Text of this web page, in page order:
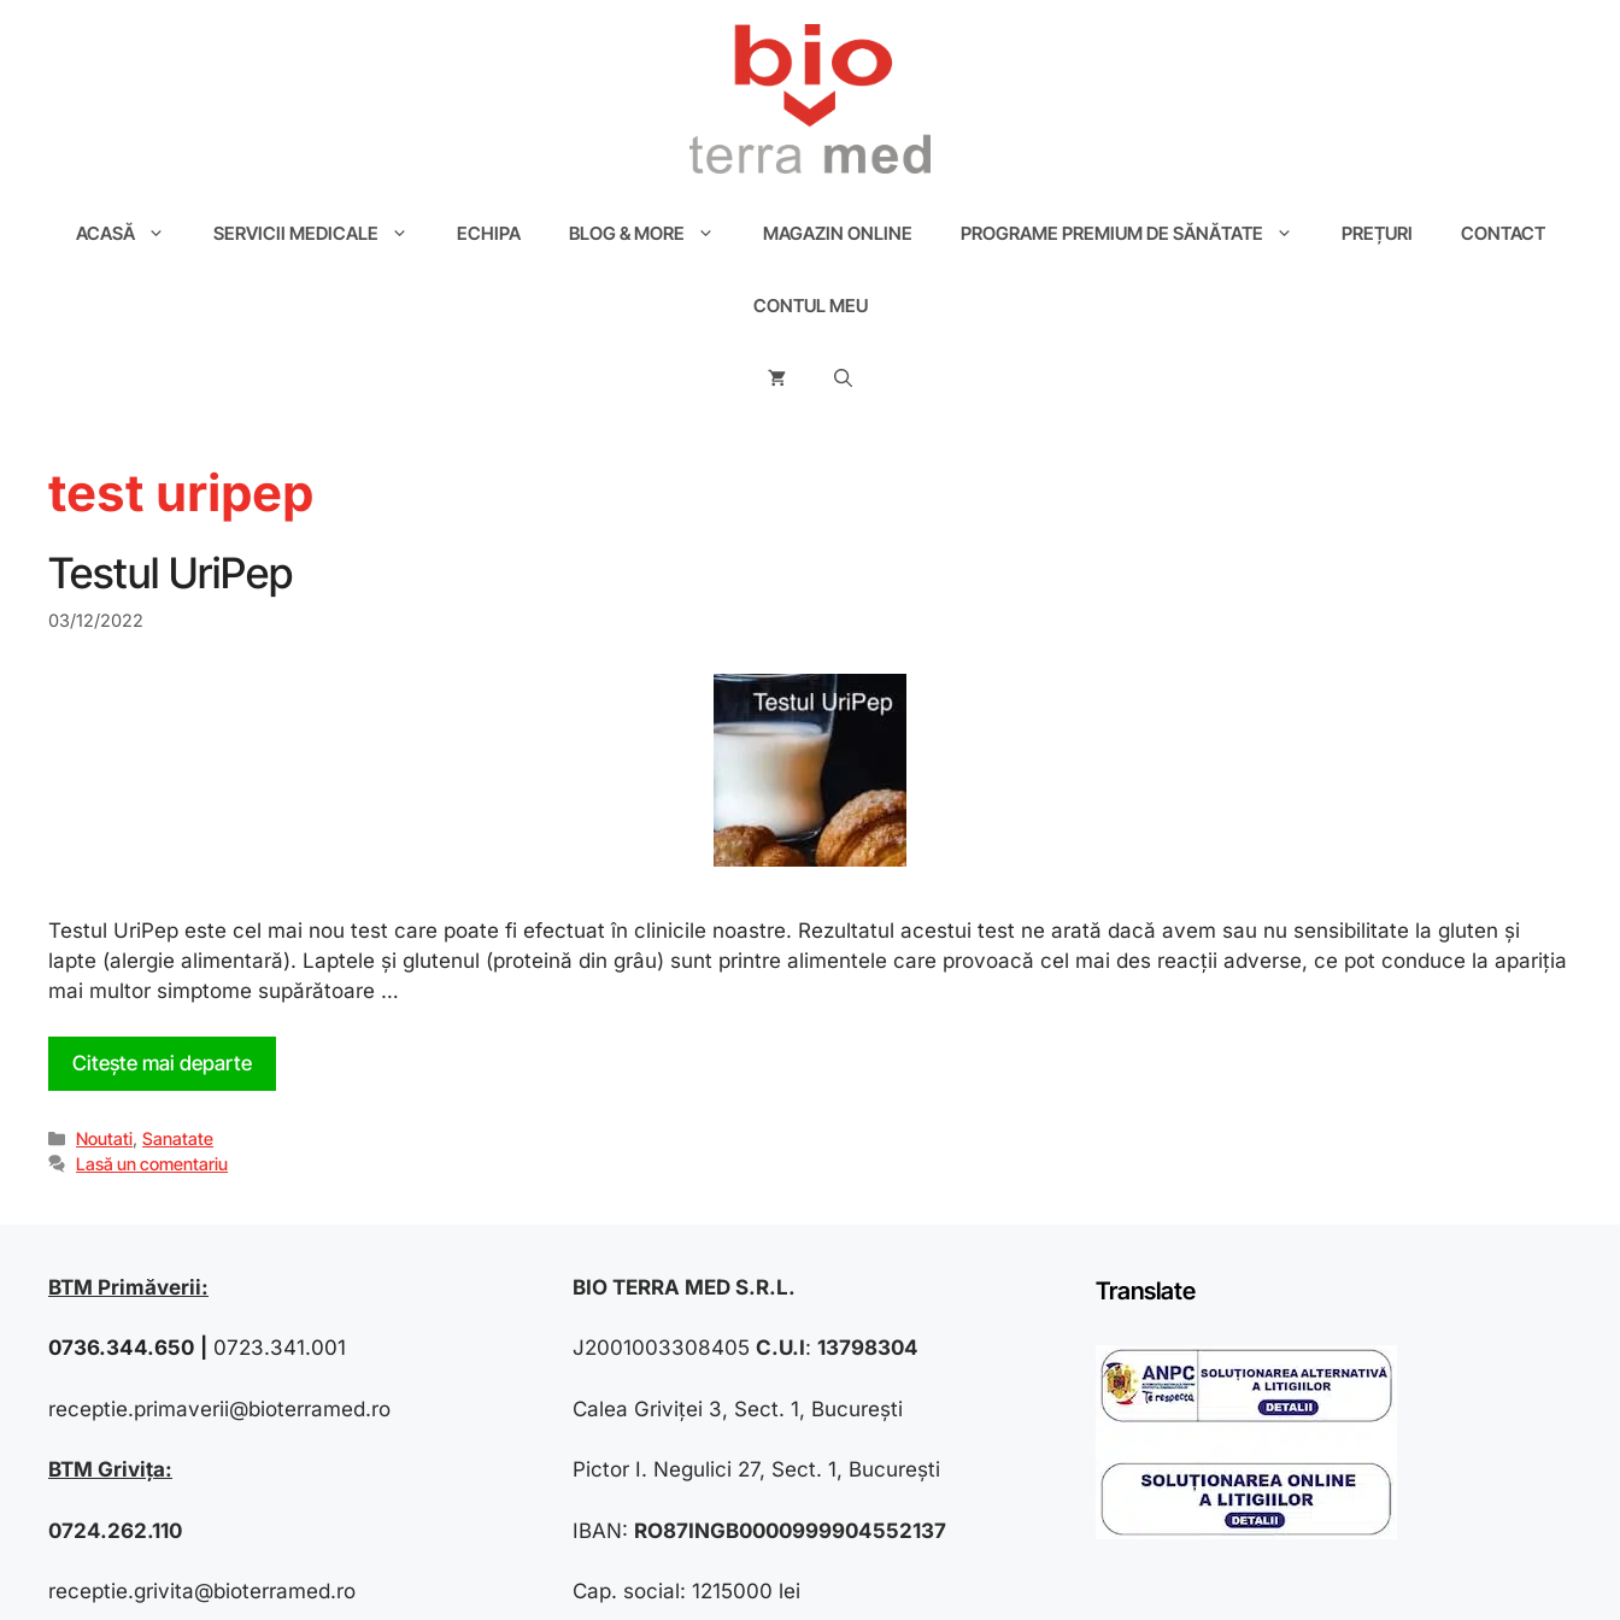
ACASĂ SERVICII MEDICALE ECHIPA BLOG & MORE MAGAZIN ONLINE PROGRAME PREMIUM DE SĂNĂTATE PREȚURI CONTACT
CONTUL MEU
test uripep
Testul UriPep
03/12/2022
Testul UriPep este cel mai nou test care poate fi efectuat în clinicile noastre. Rezultatul acestui test ne arată dacă avem sau nu sensibilitate la gluten și
lapte (alergie alimentară). Laptele și glutenul (proteină din grâu) sunt printre alimentele care provoacă cel mai des reacții adverse, ce pot conduce la apariția
mai multor simptome supărătoare …
Citește mai departe
Noutati,Sanatate
Lasă un comentariu
BTM Primăverii:
0736.344.650 0723.341.001
receptie.primaverii@bioterramed.ro
BTM Grivița:
0724.262.110
receptie.grivita@bioterramed.ro
BIO TERRA MED S.R.L.
J2001003308405 C.U.I: 13798304
Calea Griviței 3, Sect. 1, București
Pictor I. Negulici 27, Sect. 1, București
IBAN: RO87INGB0000999904552137
Cap. social: 1215000 lei
Translate